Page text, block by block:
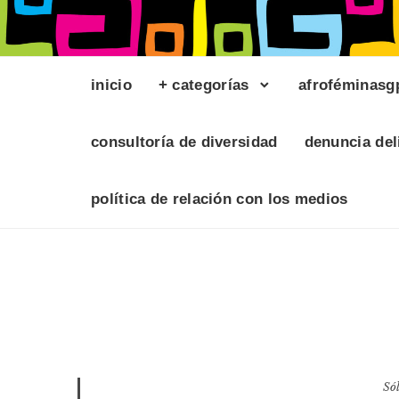
inicio + categorías
consultoría de diversidad denuncia
política de relación con los medios